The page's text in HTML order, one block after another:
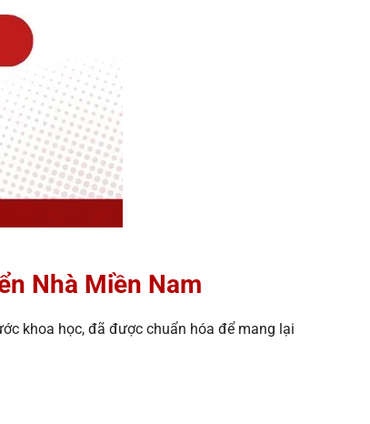
Nhà Miền Nam
khoa học, đã được chuẩn hóa để mang lại